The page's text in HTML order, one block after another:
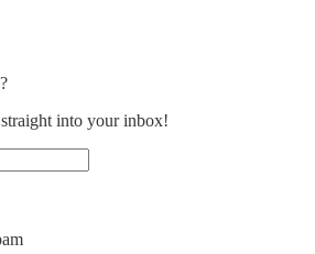
into your inbox!